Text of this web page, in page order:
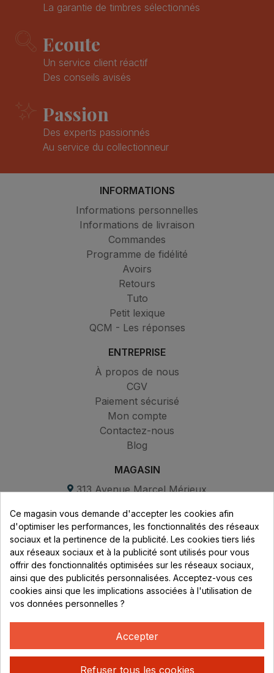
La garantie de timbres sélectionnés
Ecoute
Un service client réactif
Des conseils avisés
Passion
Des experts passionnés
Au service du collectionneur
INFORMATIONS
Informations personnelles
Informations de livraison
Commandes
Programme de fidélité
Avoirs
Retours
Tuto
Petit lexique
QCM - Les réponses
ENTREPRISE
À propos de nous
CGV
Paiement sécurisé
Mon compte
Contactez-nous
Blog
MAGASIN
313 Avenue Marcel Mérieux
69530 Brignais
Lundi au vendredi :
8h - 16h
uniquement sur Rendez-vous
CONTACT
04 78 37 00 68
contact@rhonephilatelie.fr
Ce magasin vous demande d'accepter les cookies afin
d'optimiser les performances, les fonctionnalités des réseaux
sociaux et la pertinence de la publicité. Les cookies tiers liés
aux réseaux sociaux et à la publicité sont utilisés pour vous
offrir des fonctionnalités optimisées sur les réseaux sociaux,
ainsi que des publicités personnalisées. Acceptez-vous ces
cookies ainsi que les implications associées à l'utilisation de
vos données personnelles ?
Accepter
Refuser tous les cookies